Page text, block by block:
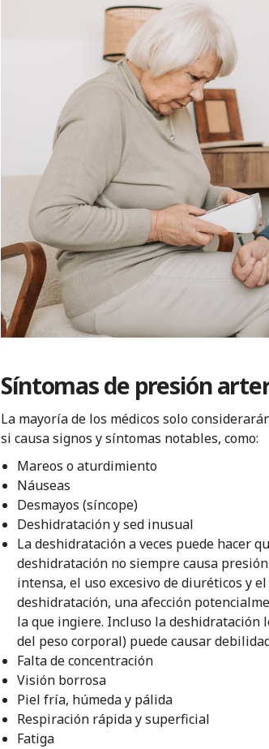
Síntomas de presión
La mayoría de los médicos solo
si causa signos y síntomas notables, como:
Mareos o aturdimiento
Náuseas
Desmayos (síncope)
Deshidratación y sed inusual
La deshidratación a veces puede hacer
deshidratación no siempre causa
intensa, el uso excesivo de diuréticos y
deshidratación, una afección
la que ingiere. Incluso la deshidratación
del peso corporal) puede causar
Falta de concentración
Visión borrosa
Piel fría, húmeda y pálida
Respiración rápida y superficial
Fatiga